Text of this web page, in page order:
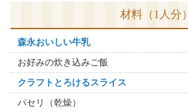
材料（1人分）
森永おいしい牛乳
お好みの炊き込みご飯
クラフトとろけるスライス
パセリ（乾燥）